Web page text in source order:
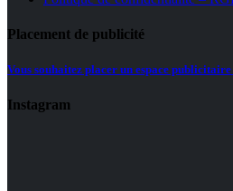
Placement de publicité
Vous souhaitez placer un espace
Instagram